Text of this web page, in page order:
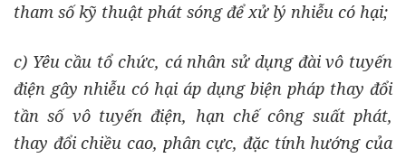
tham số kỹ thuật phát sóng để xử lý nhiễu có hại;
c) Yêu cầu tổ chức, cá nhân sử dụng đài vô tuyến
điện gây nhiễu có hại áp dụng biện pháp thay đổi
tần số vô tuyến điện, hạn chế công suất phát,
thay đổi chiều cao, phân cực, đặc tính hướng của